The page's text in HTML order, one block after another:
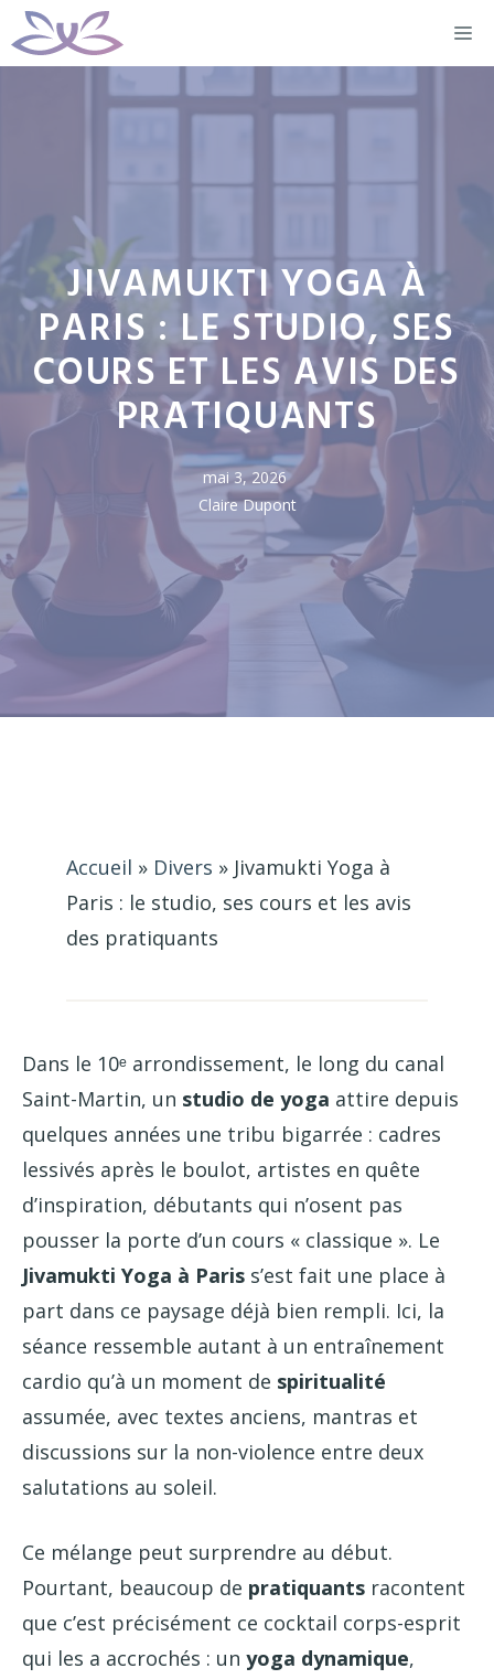
Aller
au
JIVAMUKTI YOGA À
PARIS : LE STUDIO, SES
COURS ET LES AVIS DES
PRATIQUANTS
mai 3, 2026
Claire Dupont
Accueil » Divers » Jivamukti Yoga à
Paris : le studio, ses cours et les avis
des pratiquants
Dans le 10ᵉ arrondissement, le long du canal
Saint-Martin, un studio de yoga attire depuis
quelques années une tribu bigarrée : cadres
lessivés après le boulot, artistes en quête
d’inspiration, débutants qui n’osent pas
pousser la porte d’un cours « classique ». Le
Jivamukti Yoga à Paris s’est fait une place à
part dans ce paysage déjà bien rempli. Ici, la
séance ressemble autant à un entraînement
cardio qu’à un moment de spiritualité
assumée, avec textes anciens, mantras et
discussions sur la non-violence entre deux
salutations au soleil.
Ce mélange peut surprendre au début.
Pourtant, beaucoup de pratiquants racontent
que c’est précisément ce cocktail corps-esprit
qui les a accrochés : un yoga dynamique,